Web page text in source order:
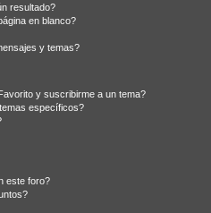
resultado?
en blanco?
y temas?
y suscribirme a un tema?
específicos?
este foro?